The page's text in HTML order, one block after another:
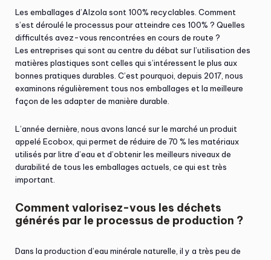
Les emballages d’Alzola sont 100% recyclables. Comment
s’est déroulé le processus pour atteindre ces 100% ? Quelles
difficultés avez-vous rencontrées en cours de route ?
Les entreprises qui sont au centre du débat sur l’utilisation des
matières plastiques sont celles qui s’intéressent le plus aux
bonnes pratiques durables. C’est pourquoi, depuis 2017, nous
examinons régulièrement tous nos emballages et la meilleure
façon de les adapter de manière durable.
L’année dernière, nous avons lancé sur le marché un produit
appelé Ecobox, qui permet de réduire de 70 % les matériaux
utilisés par litre d’eau et d’obtenir les meilleurs niveaux de
durabilité de tous les emballages actuels, ce qui est très
important.
Comment valorisez-vous les déchets
générés par le processus de production ?
Dans la production d’eau minérale naturelle, il y a très peu de